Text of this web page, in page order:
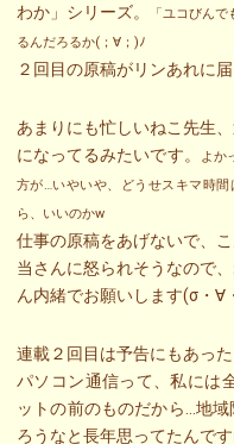
わか」シリーズ。
「ユコびん
るんだろるか(；∀；)ﾉ
２回目の原稿がリンあれに
あまりにも忙しいねこ先生
になってるみたいです。
よか
方が…いやいや、どうせスキマ時
ら、いいのかw
仕事の原稿をあげないで、
当さんに怒られそうなので
ん内緒でお願いします(σ・
連載２回目は予告にもあっ
パソコン通信って、私には
ットの前のものだから…地
ろうなと長年思ってたんで